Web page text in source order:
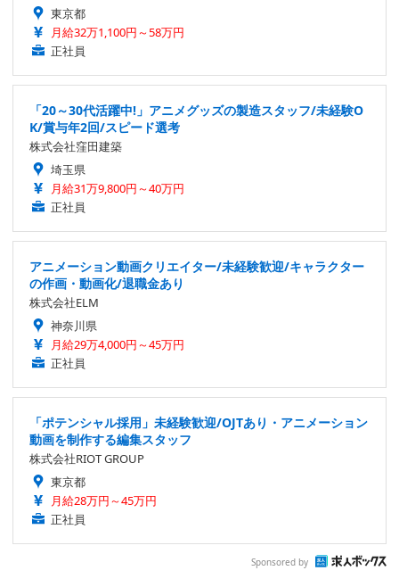
東京都
月給32万1,100円～58万円
正社員
「20～30代活躍中!」アニメグッズの製造スタッフ/未経験O
K/賞与年2回/スピード選考
株式会社窪田建築
埼玉県
月給31万9,800円～40万円
正社員
アニメーション動画クリエイター/未経験歓迎/キャラクター
の作画・動画化/退職金あり
株式会社ELM
神奈川県
月給29万4,000円～45万円
正社員
「ポテンシャル採用」未経験歓迎/OJTあり・アニメーション
動画を制作する編集スタッフ
株式会社RIOT GROUP
東京都
月給28万円～45万円
正社員
Sponsored by